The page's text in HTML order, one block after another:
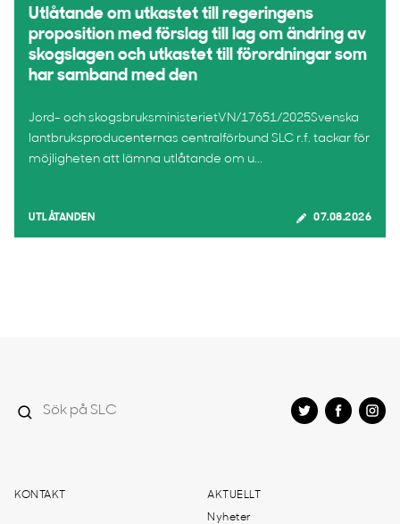
Utlåtande om utkastet till regeringens
proposition med förslag till lag om ändring av
skogslagen och utkastet till förordningar som
har samband med den
Jord- och skogsbruksministerietVN/17651/2025Svenska
lantbruksproducenternas centralförbund SLC r.f. tackar för
möjligheten att lämna utlåtande om u...
UTLÅTANDEN 07.08.2026
KONTAKT AKTUELLT
Nyheter